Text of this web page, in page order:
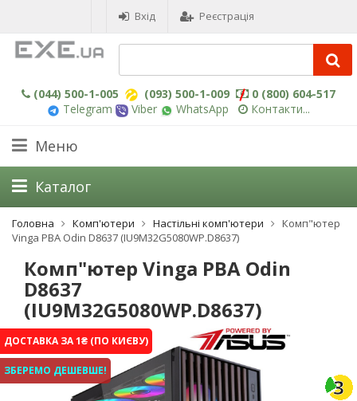
Вхід Реєстрація
(044) 500-1-005 (093) 500-1-009
0 (800) 604-517
Telegram
Viber WhatsApp Контакти...
Меню
Головна Комп'ютери Настільні комп'ютери
Комп"ютер
Vinga PBA Odin D8637 (IU9M32G5080WP.D8637)
Комп"ютер Vinga PBA Odin
D8637
(IU9M32G5080WP.D8637)
ДОСТАВКА ЗА 1₴ (ПО КИЄВУ)
ЗБЕРЕМО ДЕШЕВШЕ!
3
Каталог